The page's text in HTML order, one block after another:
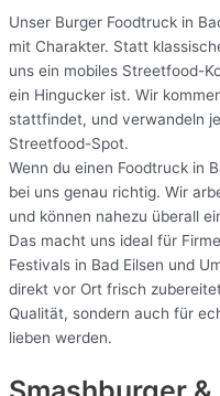
Unser Burger Foodtruck in
mit Charakter. Statt
uns ein mobiles Streetfood-
ein Hingucker ist. Wir
stattfindet, und verwandeln
Streetfood-Spot.
Wenn du einen Foodtruck in
bei uns genau richtig. Wir
und können nahezu überall
Das macht uns ideal für
Festivals in Bad Eilsen und
direkt vor Ort frisch
Qualität, sondern auch für
lieben werden.